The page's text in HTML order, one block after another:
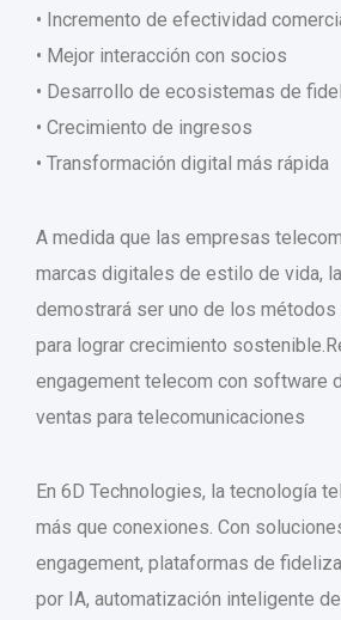
• Incremento de efectividad
• Mejor interacción con socios
• Desarrollo de ecosistemas de
• Crecimiento de ingresos
• Transformación digital más rápida
A medida que las empresas
marcas digitales de estilo de vida,
demostrará ser uno de los
para lograr crecimiento
engagement telecom con software
ventas para telecomunicaciones
En 6D Technologies, la tecnología
más que conexiones. Con
engagement, plataformas de
por IA, automatización inteligente